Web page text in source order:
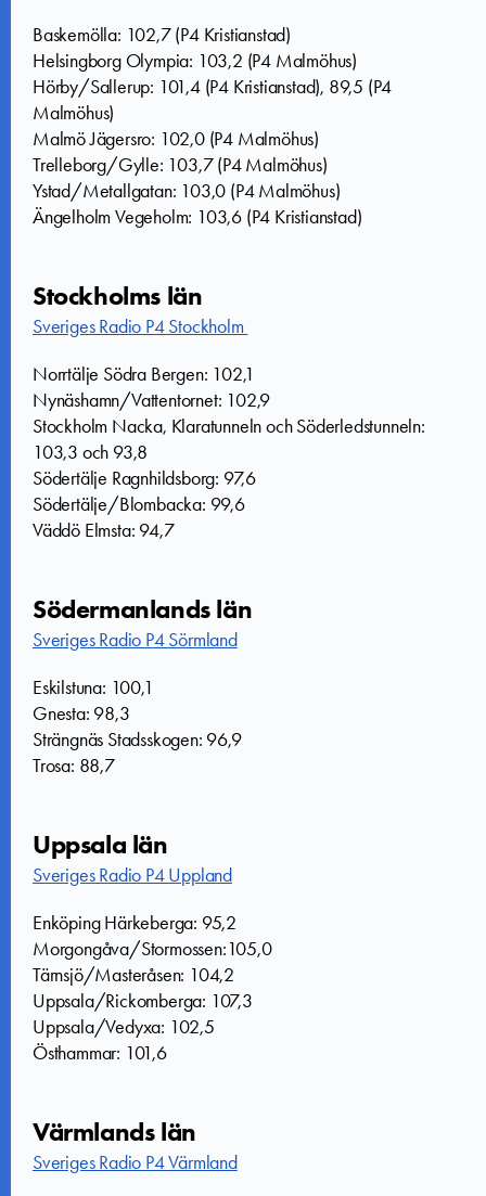
Baskemölla: 102,7 (P4 Kristianstad)
Helsingborg Olympia: 103,2 (P4 Malmöhus)
Hörby/Sallerup: 101,4 (P4 Kristianstad), 89,5 (P4
Malmöhus)
Malmö Jägersro: 102,0 (P4 Malmöhus)
Trelleborg/Gylle: 103,7 (P4 Malmöhus)
Ystad/Metallgatan: 103,0 (P4 Malmöhus)
Ängelholm Vegeholm: 103,6 (P4 Kristianstad)
Stockholms län
Sveriges Radio P4 Stockholm
Norrtälje Södra Bergen: 102,1
Nynäshamn/Vattentornet: 102,9
Stockholm Nacka, Klaratunneln och Söderledstunneln:
103,3 och 93,8
Södertälje Ragnhildsborg: 97,6
Södertälje/Blombacka: 99,6
Väddö Elmsta: 94,7
Södermanlands län
Sveriges Radio P4 Sörmland
Eskilstuna: 100,1
Gnesta: 98,3
Strängnäs Stadsskogen: 96,9
Trosa: 88,7
Uppsala län
Sveriges Radio P4 Uppland
Enköping Härkeberga: 95,2
Morgongåva/Stormossen:105,0
Tärnsjö/Masteråsen: 104,2
Uppsala/Rickomberga: 107,3
Uppsala/Vedyxa: 102,5
Östhammar: 101,6
Värmlands län
Sveriges Radio P4 Värmland